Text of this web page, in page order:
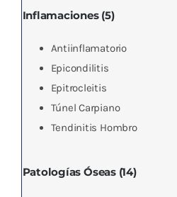
Inflamaciones (5)
Antiinflamatorio
Epicondilitis
Epitrocleitis
Túnel Carpiano
Tendinitis Hombro
Patologías Óseas (14)